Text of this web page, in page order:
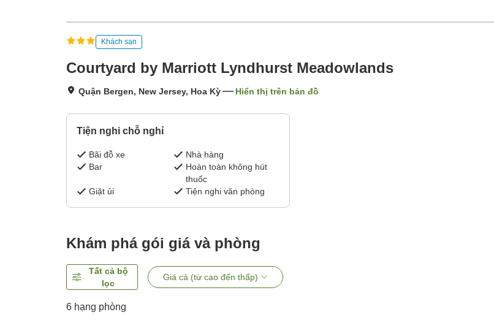
Khách sạn
Courtyard by Marriott Lyndhurst Meadowlands
Quận Bergen, New Jersey, Hoa Kỳ Hiển thị trên bản đồ
Tiện nghi chỗ nghỉ
Bãi đỗ xe
Nhà hàng
Bar
Hoàn toàn không hút
thuốc
Giặt ủi
Tiện nghi văn phòng
Khám phá gói giá và phòng
Tất cả bộ
lọc
Giá cả (từ cao đến thấp)
6 hạng phòng